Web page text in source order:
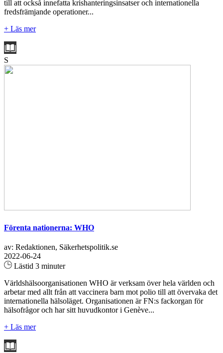
till att också innefatta krishanteringsinsatser och internationella
fredsfrämjande operationer...
+ Läs mer
S
Förenta nationerna: WHO
av: Redaktionen, Säkerhetspolitik.se
2022-06-24
Lästid 3 minuter
Världshälsoorganisationen WHO är verksam över hela världen och
arbetar med allt från att vaccinera barn mot polio till att övervaka det
internationella hälsoläget. Organisationen är FN:s fackorgan för
hälsofrågor och har sitt huvudkontor i Genève...
+ Läs mer